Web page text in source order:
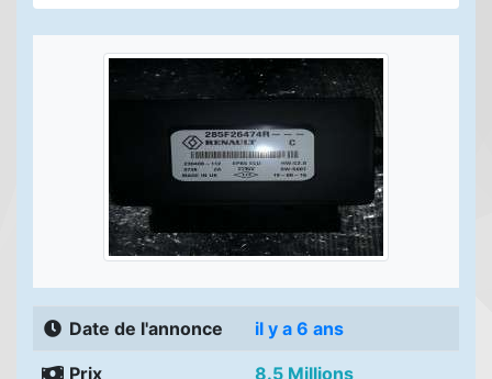
Date de l'annonce il y a 6 ans
Prix 8.5 Millions